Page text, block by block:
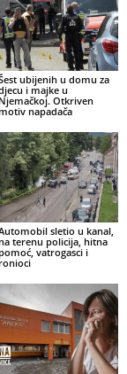
ubijenih u domu za
i majke u
Njemačkoj. Otkriven
motiv napadača
sletio u kanal,
na terenu policija, hitna
pomoć, vatrogasci i
ronioci